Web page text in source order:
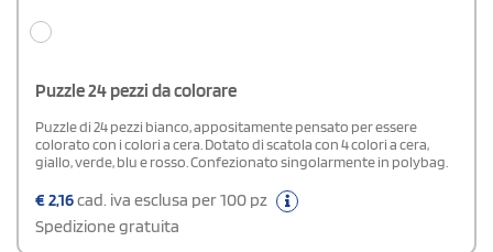
Puzzle 24 pezzi da colorare
Puzzle di 24 pezzi bianco, appositamente pensato per essere
colorato con i colori a cera. Dotato di scatola con 4 colori a cera,
giallo, verde, blu e rosso. Confezionato singolarmente in polybag.
€2,16cad. iva esclusa per 100 pz
Spedizione gratuita